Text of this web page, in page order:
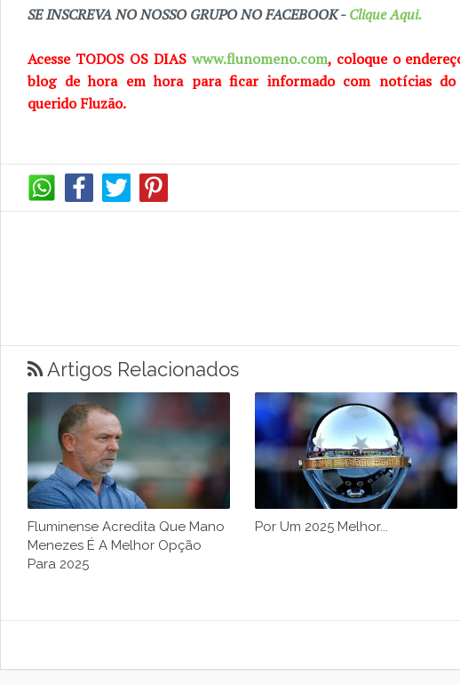
SE INSCREVA NO NOSSO GRUPO NO FACEBOOK -Clique Aqui.
Acesse TODOS OS DIAS www.flunomeno.com, coloque o
blog dehora em hora para ficar informado com notícias
queridoFluzão.
Artigos Relacionados
Fluminense Acredita Que Mano
Menezes É A Melhor Opção
Para 2025
Por Um 2025 Melhor...